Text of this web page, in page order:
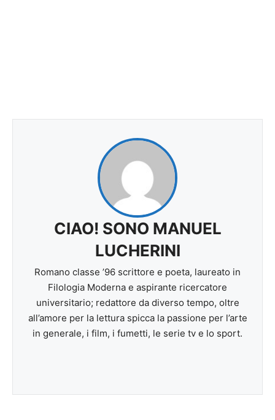
CIAO! SONO MANUEL
LUCHERINI
Romano classe ’96 scrittore e poeta, laureato in
Filologia Moderna e aspirante ricercatore
universitario; redattore da diverso tempo, oltre
all’amore per la lettura spicca la passione per l’arte
in generale, i film, i fumetti, le serie tv e lo sport.